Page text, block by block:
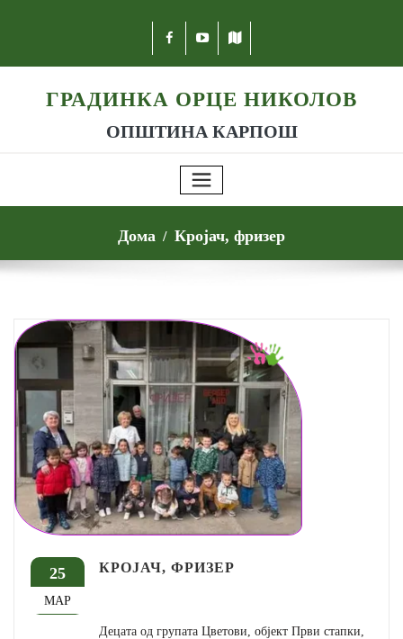
ГРАДИНКА ОРЦЕ НИКОЛОВ
ОПШТИНА КАРПОШ
Дома Кројач, фризер
25
МАР
КРОЈАЧ, ФРИЗЕР
Децата од групата Цветови, објект Први стапки,